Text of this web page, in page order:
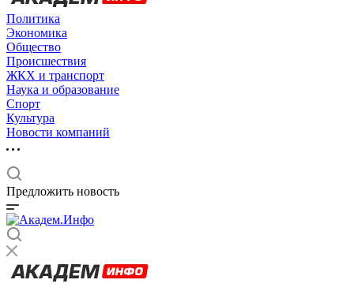
Политика
Экономика
Общество
Происшествия
ЖКХ и транспорт
Наука и образование
Спорт
Культура
Новости компаний
Предложить новость